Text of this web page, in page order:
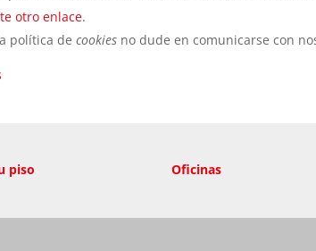
otro enlace.
política decookies no dude en comunicarse con
piso Oficinas